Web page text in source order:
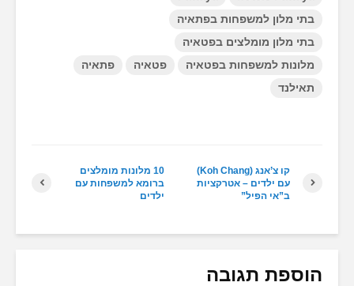
בתי מלון למשפחות בפתאיה
בתי מלון מומלצים בפטאיה
מלונות למשפחות בפטאיה
פטאיה
פתאיה
תאילנד
10 מלונות מומלצים
ברומא למשפחות עם
ילדים
קו צ’אנג (Koh Chang)
עם ילדים – אטרקציות
ב”אי הפיל”
הוספת תגובה